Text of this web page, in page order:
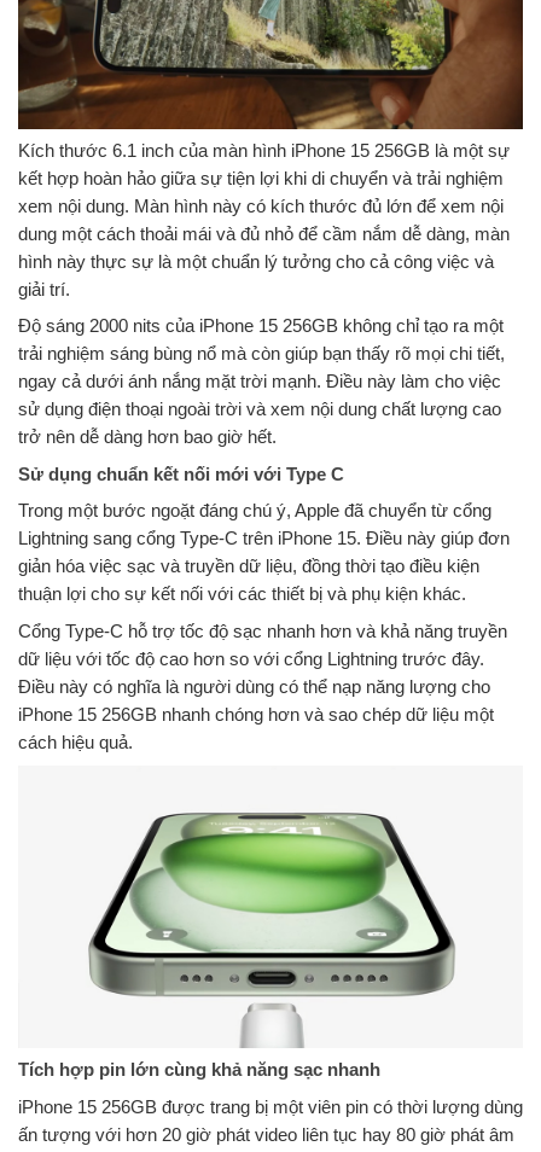
Kích thước 6.1 inch của màn hình iPhone 15 256GB là một sự
kết hợp hoàn hảo giữa sự tiện lợi khi di chuyển và trải nghiệm
xem nội dung. Màn hình này có kích thước đủ lớn để xem nội
dung một cách thoải mái và đủ nhỏ để cầm nắm dễ dàng, màn
hình này thực sự là một chuẩn lý tưởng cho cả công việc và
giải trí.
Độ sáng 2000 nits của iPhone 15 256GB không chỉ tạo ra một
trải nghiệm sáng bùng nổ mà còn giúp bạn thấy rõ mọi chi tiết,
ngay cả dưới ánh nắng mặt trời mạnh. Điều này làm cho việc
sử dụng điện thoại ngoài trời và xem nội dung chất lượng cao
trở nên dễ dàng hơn bao giờ hết.
Sử dụng chuẩn kết nối mới với Type C
Trong một bước ngoặt đáng chú ý, Apple đã chuyển từ cổng
Lightning sang cổng Type-C trên iPhone 15. Điều này giúp đơn
giản hóa việc sạc và truyền dữ liệu, đồng thời tạo điều kiện
thuận lợi cho sự kết nối với các thiết bị và phụ kiện khác.
Cổng Type-C hỗ trợ tốc độ sạc nhanh hơn và khả năng truyền
dữ liệu với tốc độ cao hơn so với cổng Lightning trước đây.
Điều này có nghĩa là người dùng có thể nạp năng lượng cho
iPhone 15 256GB nhanh chóng hơn và sao chép dữ liệu một
cách hiệu quả.
Tích hợp pin lớn cùng khả năng sạc nhanh
iPhone 15 256GB được trang bị một viên pin có thời lượng dùng
ấn tượng với hơn 20 giờ phát video liên tục hay 80 giờ phát âm